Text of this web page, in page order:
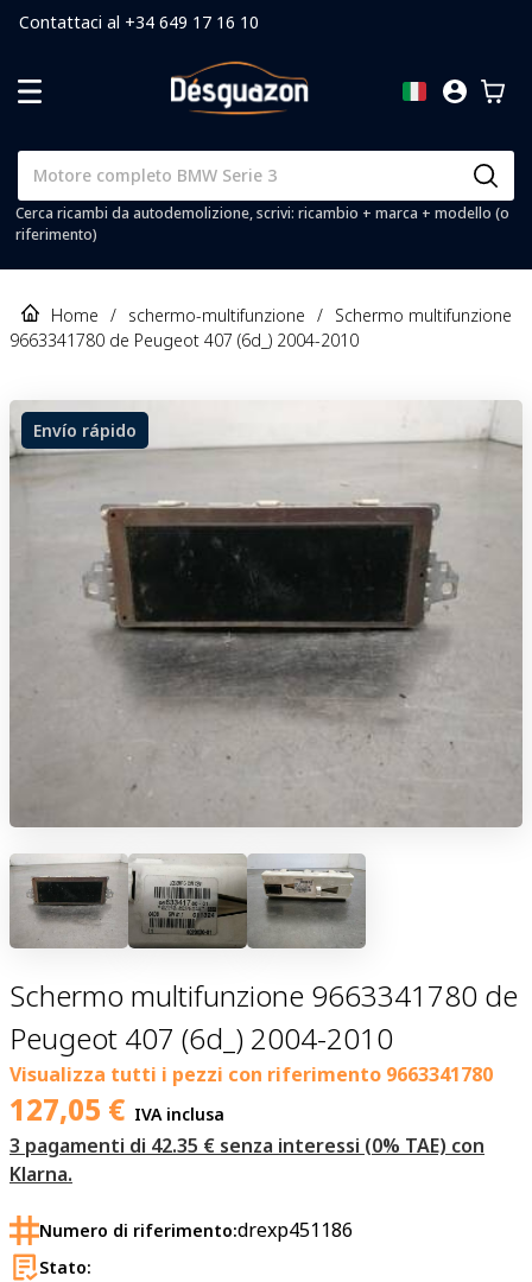
Contattaci al +34 649 17 16 10
Cerca ricambi da autodemolizione, scrivi: ricambio + marca + modello (o
riferimento)
Home / schermo-multifunzione / Schermo multifunzione
9663341780 de Peugeot 407 (6d_) 2004-2010
Envío rápido
Schermo multifunzione 9663341780 de
Peugeot 407 (6d_) 2004-2010
Visualizza tutti i pezzi con riferimento 9663341780
127,05 € IVA inclusa
3 pagamenti di 42.35 € senza interessi (0% TAE) con
Klarna.
Numero di riferimento:drexp451186
Stato: